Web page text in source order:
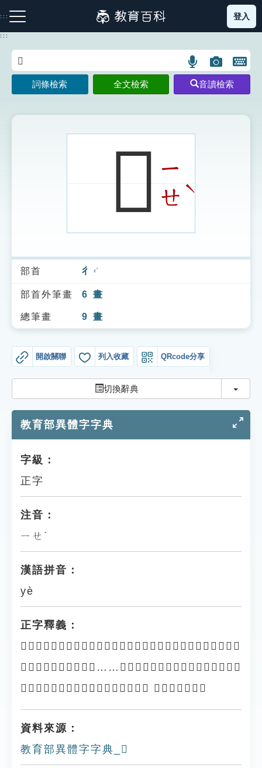
到
主
:::
注音索引圖示 筆畫索引圖示 部首索引表圖示
索引選單
知識索引
單字索引
貓頭鷹博士
登入
:::
語
言
搜
示
圖
片
搜
開
鍵
圖
詞條檢索 全文檢索 音讀檢索
𢓨ㄧ
ㄝˋ
部首 彳 ㄔˋ
部首外筆畫 6 畫
總筆畫 9 畫
開啟關聯 列入收藏 QRcode分享
切換辭典 切換
教育部異體字字典
字級：
正字
注音：
ㄧㄝˋ
漢語拼音：
yè
正字釋義：
「𢕟𢓨」：古代傳說中的野獸。《山海經．西山經》：「又西二百
二十里，曰三危之山，……其上有獸焉，其狀如牛，白身四角，
其豪如披蓑，其名曰𢕟𢓨，是食人。」 亦作「獓𤝱」。
資料來源：
教育部異體字字典_𢓨